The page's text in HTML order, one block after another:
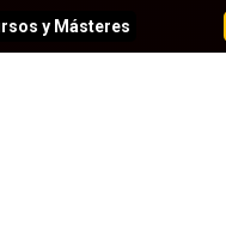
y Másteres